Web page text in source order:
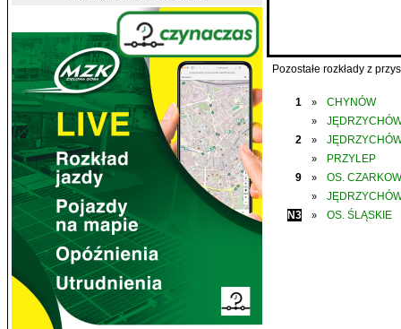
Pozostałe rozkłady z
1 » CHYNÓW
»
2
»
»
PRZYLEP
9
» OS.
»
N3
» OS. ŚLĄSKIE